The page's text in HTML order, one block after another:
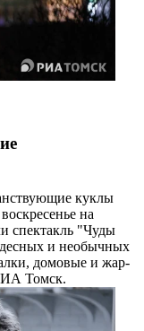
куклы
на
спектакль "Чуды
и необычных
домовые и жар-
Томск.